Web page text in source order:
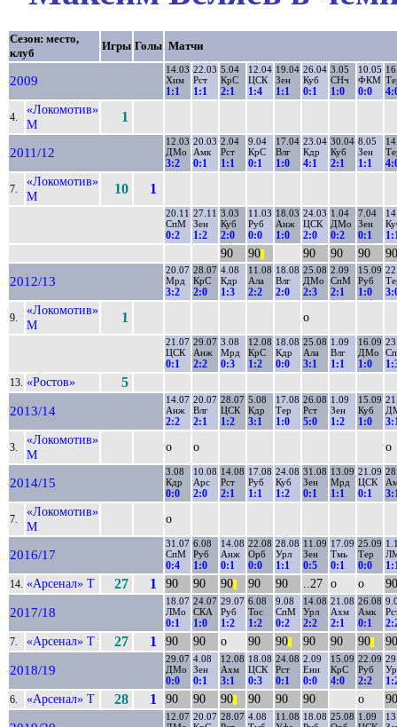
Сезон: место,
клуб
Игры Голы Матчи
2009
14.03
Хим
1:1
22.03
Рст
1:1
5.04
КрС
2:1
12.04
ЦСК
1:4
19.04
Зен
1:1
26.04
Куб
0:1
3.05
СНч
1:0
10.05
ФКМ
0:0
4.
«Локомотив»
М
1
2011/12
12.03
ДМо
3:2
20.03
Амк
0:1
2.04
Рст
1:1
9.04
КрС
0:1
17.04
Влг
1:0
23.04
Кдр
4:1
30.04
Куб
2:1
8.05
Зен
1:1
7.
«Локомотив»
М
10 1
20.11
СпМ
0:2
27.11
Зен
1:2
3.03
Куб
2:0
11.03
Руб
0:0
18.03
Анж
1:0
24.03
ЦСК
2:0
1.04
ДМо
0:2
7.04
Зен
0:1
90 90 90 90 90
90
2012/13
20.07
Мрд
3:2
28.07
КрС
2:0
4.08
Кдр
1:3
11.08
Ала
2:2
18.08
Влг
2:0
25.08
ДМо
2:3
2.09
СпМ
2:1
15.09
Руб
1:0
9.
«Локомотив»
М
1 о
21.07
ЦСК
0:1
29.07
Анж
2:2
3.08
Мрд
0:3
12.08
КрС
1:2
18.08
Кдр
0:0
25.08
Ала
3:1
1.09
Влг
1:1
16.09
ДМо
1:0
13. «Ростов» 5
2013/14
14.07
Анж
2:2
20.07
Влг
2:1
28.07
ЦСК
1:2
5.08
Кдр
3:1
17.08
Тер
1:0
26.08
Рст
5:0
1.09
Зен
1:2
15.09
Куб
1:0
3.
«Локомотив»
М
о о о
2014/15
3.08
Кдр
0:0
10.08
Арс
2:0
14.08
Рст
2:1
17.08
Руб
1:1
24.08
Куб
1:2
31.08
Зен
0:1
13.09
Мрд
1:1
21.09
ЦСК
0:1
7.
«Локомотив»
М
о
2016/17
31.07
СпМ
0:4
6.08
Руб
1:0
14.08
Анж
0:1
22.08
Орб
0:0
28.08
Урл
1:1
11.09
Зен
0:5
17.09
Тмь
0:1
25.09
Тер
0:0
14. «Арсенал» Т 27 1 90 90 90 90 90 ..27 о о 90
2017/18
18.07
ЛМо
0:1
24.07
СКА
1:0
29.07
Руб
1:2
6.08
Тос
1:2
9.08
СпМ
0:2
14.08
Урл
2:2
21.08
Ахм
2:1
26.08
Амк
0:1
7. «Арсенал» Т 27 1 90 90 о 90 90 90 90 90 90
2018/19
29.07
ДМо
0:0
4.08
Зен
0:1
12.08
Ахм
3:1
18.08
ЦСК
0:3
24.08
Рст
0:1
2.09
Ени
0:0
15.09
КрС
4:0
22.09
Руб
2:2
6. «Арсенал» Т 28 1 90 90 90 90 90 90 о 90
12.07 20.07 28.07 4.08
11.08 18.08 25.08 1.09